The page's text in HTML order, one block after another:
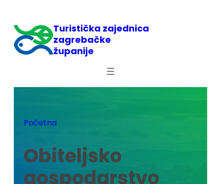
sadržaja
Turistička zajednica
zagrebačke
županije
Početna
Obiteljsko
gospodarstvo